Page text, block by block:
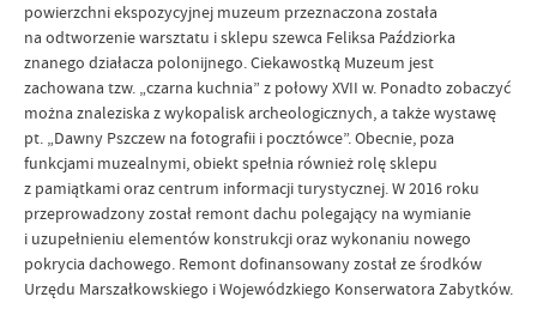
powierzchni ekspozycyjnej muzeum przeznaczona została
na odtworzenie warsztatu i sklepu szewca Feliksa Paździorka
znanego działacza polonijnego. Ciekawostką Muzeum jest
zachowana tzw. „czarna kuchnia” z połowy XVII w. Ponadto zobaczyć
można znaleziska z wykopalisk archeologicznych, a także wystawę
pt. „Dawny Pszczew na fotografii i pocztówce”. Obecnie, poza
funkcjami muzealnymi, obiekt spełnia również rolę sklepu
z pamiątkami oraz centrum informacji turystycznej. W 2016 roku
przeprowadzony został remont dachu polegający na wymianie
i uzupełnieniu elementów konstrukcji oraz wykonaniu nowego
pokrycia dachowego. Remont dofinansowany został ze środków
Urzędu Marszałkowskiego i Wojewódzkiego Konserwatora Zabytków.